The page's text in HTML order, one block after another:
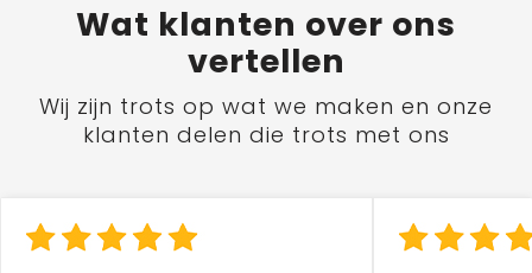
Wat klanten over ons
vertellen
Wij zijn trots op wat we maken en onze
klanten delen die trots met ons